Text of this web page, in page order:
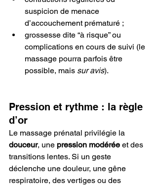
suspicion de menace
d’accouchement prématuré ;
grossesse dite “à risque” ou
complications en cours de suivi (le
massage pourra parfois être
possible, mais sur avis).
Pression et rythme : la règle
d’or
Le massage prénatal privilégie la
douceur, une pression modérée et des
transitions lentes. Si un geste
déclenche une douleur, une gêne
respiratoire, des vertiges ou des